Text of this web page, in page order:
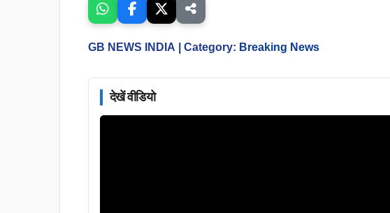
GB NEWS INDIA | Category: Breaking News
देखें वीडियो